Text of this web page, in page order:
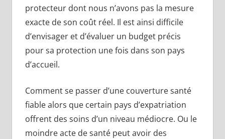
protecteur dont nous n’avons pas la mesure
exacte de son coût réel. Il est ainsi difficile
d’envisager et d’évaluer un budget précis
pour sa protection une fois dans son pays
d’accueil.
Comment se passer d’une couverture santé
fiable alors que certain pays d’expatriation
offrent des soins d’un niveau médiocre. Ou le
moindre acte de santé peut avoir des